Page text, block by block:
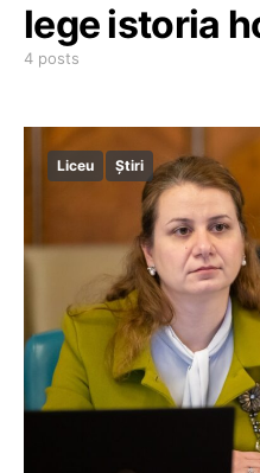
lege istoria
4 posts
Liceu Știri